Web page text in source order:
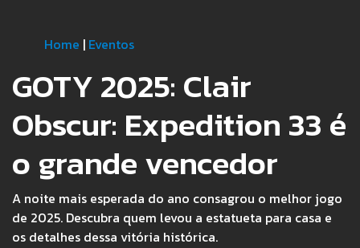
Home | Eventos
GOTY 2025: Clair
Obscur: Expedition 33 é
o grande vencedor
A noite mais esperada do ano consagrou o melhor jogo
de 2025. Descubra quem levou a estatueta para casa e
os detalhes dessa vitória histórica.